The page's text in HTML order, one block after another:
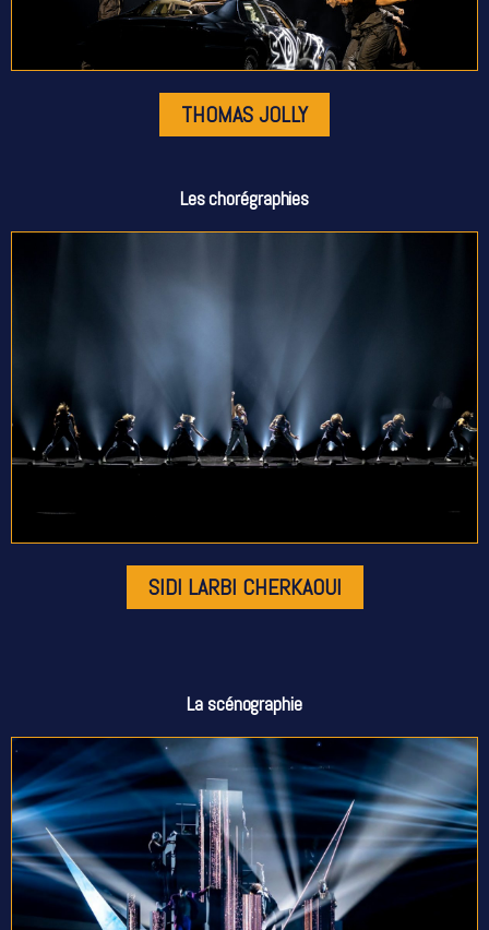
THOMAS JOLLY
Les chorégraphies
SIDI LARBI CHERKAOUI
La scénographie